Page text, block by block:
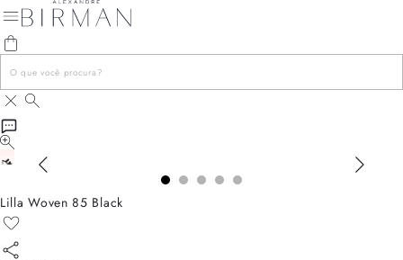
Lilla Woven 85 Black